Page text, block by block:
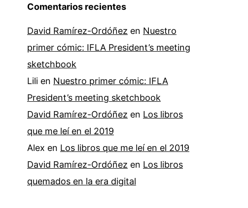
Comentarios recientes
David Ramírez-Ordóñez en Nuestro
primer cómic: IFLA President’s meeting
sketchbook
Lili en Nuestro primer cómic: IFLA
President’s meeting sketchbook
David Ramírez-Ordóñez en Los libros
que me leí en el 2019
Alex en Los libros que me leí en el 2019
David Ramírez-Ordóñez en Los libros
quemados en la era digital